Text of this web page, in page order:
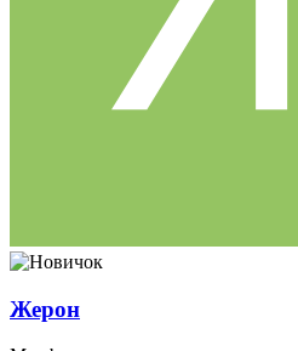
Жерон